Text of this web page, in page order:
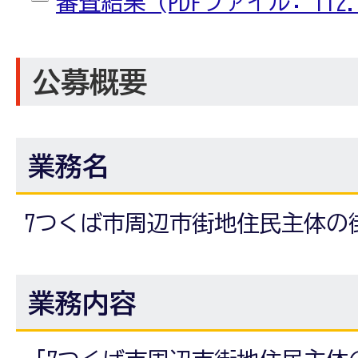
公募概要
業務名
7つくば市周辺市街地住民主体
業務内容